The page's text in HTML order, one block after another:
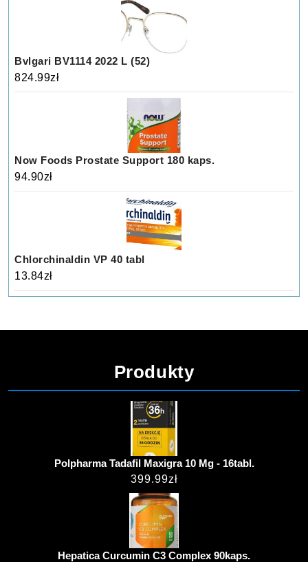
Bvlgari BV1114 2022 L (52)
824.99zł
Now Foods Prostate Support 180 kaps.
94.90zł
Chlorchinaldin VP 40 tabl
13.84zł
Produkty
Polpharma Tadafil Maxigra 10 Mg - 16tabl.
399.99zł
Hepatica Curcumin C3 Complex 90kaps.